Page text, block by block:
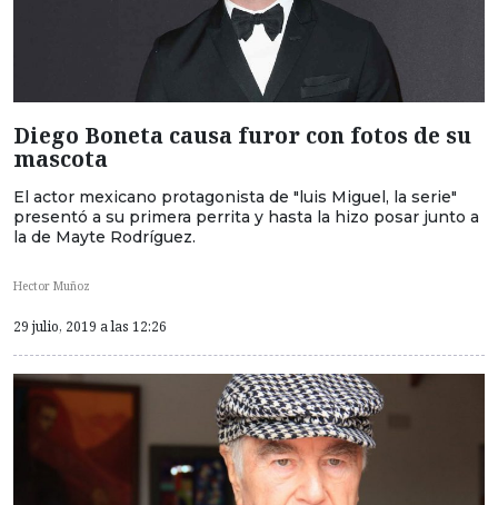
Diego Boneta causa furor con fotos de su
mascota
El actor mexicano protagonista de "luis Miguel, la serie"
presentó a su primera perrita y hasta la hizo posar junto a
la de Mayte Rodríguez.
Hector Muñoz
29 julio, 2019 a las 12:26